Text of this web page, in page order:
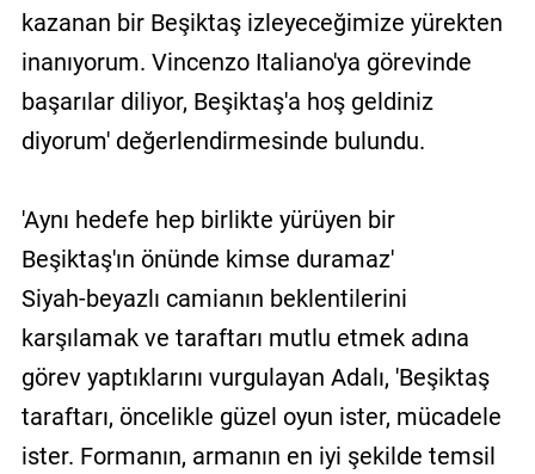
kazanan bir Beşiktaş izleyeceğimize yürekten
inanıyorum. Vincenzo Italiano'ya görevinde
başarılar diliyor, Beşiktaş'a hoş geldiniz
diyorum' değerlendirmesinde bulundu.
'Aynı hedefe hep birlikte yürüyen bir
Beşiktaş'ın önünde kimse duramaz'
Siyah-beyazlı camianın beklentilerini
karşılamak ve taraftarı mutlu etmek adına
görev yaptıklarını vurgulayan Adalı, 'Beşiktaş
taraftarı, öncelikle güzel oyun ister, mücadele
ister. Formanın, armanın en iyi şekilde temsil